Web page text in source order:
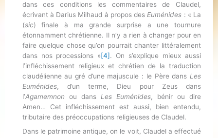
dans ces conditions les commentaires de Claudel,
écrivant à Darius Milhaud à propos desEuménides : « La
(sic) finale à ma grande surprise a une tournure
étonnamment chrétienne. Il n’y a rien à changer pour en
faire quelque chose qu’on pourrait chanter littéralement
dans nos processions »[4]. On s’explique mieux aussi
l’infléchissement religieux et chrétien de la traduction
claudélienne au gré d’une majuscule : le Père dans Les
Euménides, d’un terme, Dieu pour Zeus dans
l’Agamemnon ou dans Les Euménides, bénir ou dire
Amen… Cet infléchissement est aussi, bien entendu,
tributaire des préoccupations religieuses de Claudel.
Dans le patrimoine antique, on le voit, Claudel a effectué